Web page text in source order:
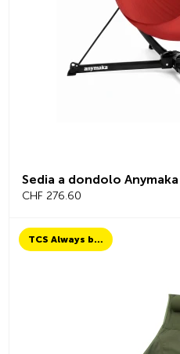
Sedia a dondolo
CHF 276.60
TCS Always by my side